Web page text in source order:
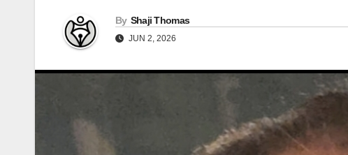
By Shaji Thomas
JUN 2, 2026